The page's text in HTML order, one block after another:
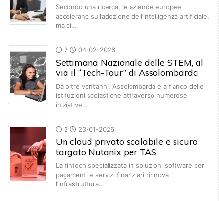
Secondo una ricerca, le aziende europee
accelerano sull’adozione dell’intelligenza artificiale,
ma ci…
2 04-02-2026
Settimana Nazionale delle STEM, al
via il “Tech-Tour” di Assolombarda
Da oltre vent’anni, Assolombarda è a fianco delle
istituzioni scolastiche attraverso numerose
iniziative…
2 23-01-2026
Un cloud privato scalabile e sicuro
targato Nutanix per TAS
La fintech specializzata in soluzioni software per
pagamenti e servizi finanziari rinnova
l’infrastruttura…